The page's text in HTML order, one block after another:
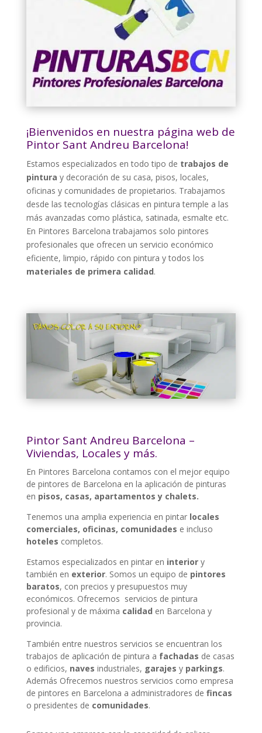
¡Bienvenidos en nuestra página web de
Pintor Sant Andreu Barcelona!
Estamos especializados en todo tipo de trabajos de
pintura y decoración de su casa, pisos, locales,
oficinas y comunidades de propietarios. Trabajamos
desde las tecnologías clásicas en pintura temple a las
más avanzadas como plástica, satinada, esmalte etc.
En Pintores Barcelona trabajamos solo pintores
profesionales que ofrecen un servicio económico
eficiente, limpio, rápido con pintura y todos los
materiales de primera calidad.
Pintor Sant Andreu Barcelona –
Viviendas, Locales y más.
En Pintores Barcelona contamos con el mejor equipo
de pintores de Barcelona en la aplicación de pinturas
en pisos, casas, apartamentos y chalets.
Tenemos una amplia experiencia en pintar locales
comerciales, oficinas, comunidades e incluso
hoteles completos.
Estamos especializados en pintar en interiory
también en exterior. Somos un equipo de pintores
baratos, con precios y presupuestos muy
económicos. Ofrecemos servicios de pintura
profesional y de máxima calidad en Barcelona y
provincia.
También entre nuestros servicios se encuentran los
trabajos de aplicación de pintura a fachadas de casas
o edificios, naves industriales, garajes y parkings.
Además Ofrecemos nuestros servicios como empresa
de pintores en Barcelona a administradores de fincas
o presidentes de comunidades.